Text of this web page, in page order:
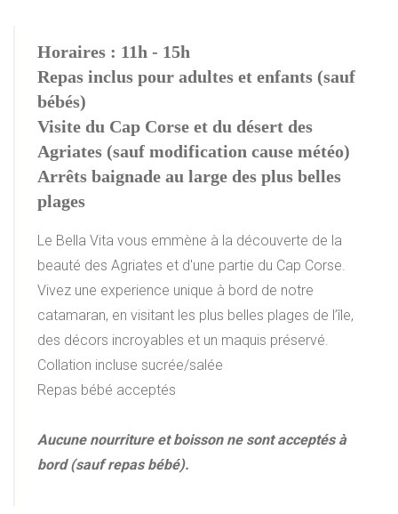
Horaires : 11h - 15h
Repas inclus pour adultes et enfants (sauf
bébés)
Visite du Cap Corse et du désert des
Agriates (sauf modification cause météo)
Arrêts baignade au large des plus belles
plages
Le Bella Vita vous emmène à la découverte de la
beauté des Agriates et d'une partie du Cap Corse.
Vivez une experience unique à bord de notre
catamaran, en visitant les plus belles plages de l’île,
des décors incroyables et un maquis préservé.
Collation incluse sucrée/salée
Repas bébé acceptés
Aucune nourriture et boisson ne sont acceptés à
bord (sauf repas bébé).